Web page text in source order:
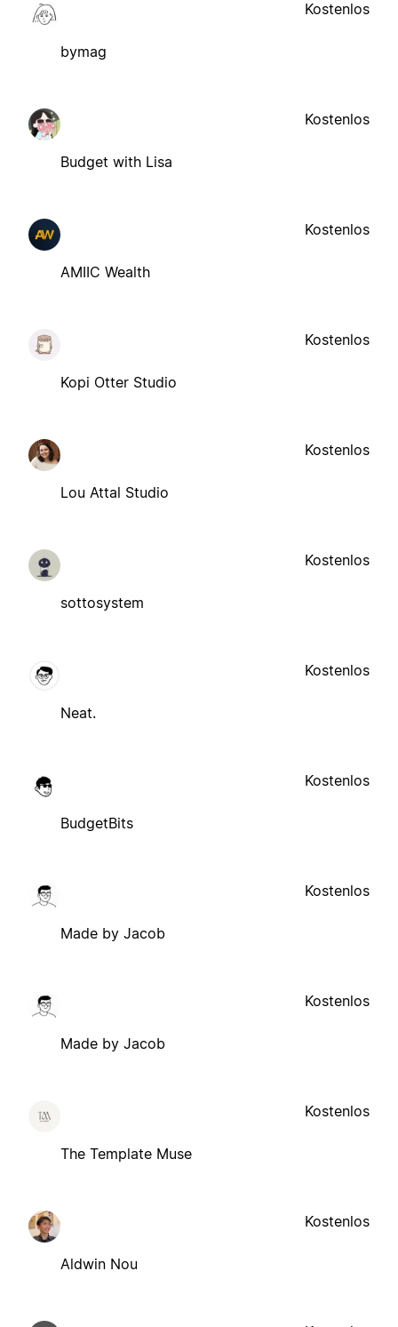
bymag
Kostenlos
Budget with Lisa
Kostenlos
AMIIC Wealth
Kostenlos
Kopi Otter Studio
Kostenlos
Lou Attal Studio
Kostenlos
sottosystem
Kostenlos
Neat.
Kostenlos
BudgetBits
Kostenlos
Made by Jacob
Kostenlos
Made by Jacob
Kostenlos
The Template Muse
Kostenlos
Aldwin Nou
Kostenlos